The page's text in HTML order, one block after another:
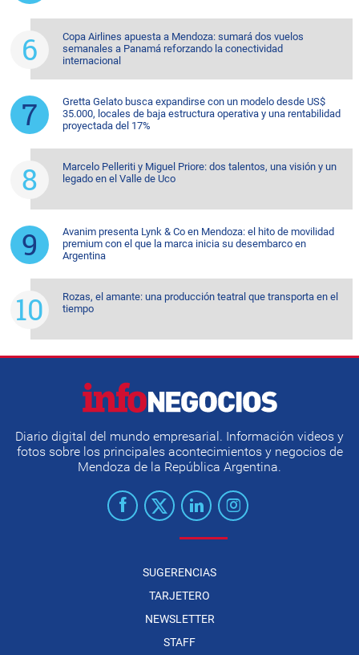
Copa Airlines apuesta a Mendoza: sumará dos vuelos
semanales a Panamá reforzando la conectividad
internacional
Gretta Gelato busca expandirse con un modelo desde US$
35.000, locales de baja estructura operativa y una rentabilidad
proyectada del 17%
Marcelo Pelleriti y Miguel Priore: dos talentos, una visión y un
legado en el Valle de Uco
Avanim presenta Lynk & Co en Mendoza: el hito de movilidad
premium con el que la marca inicia su desembarco en
Argentina
Rozas, el amante: una producción teatral que transporta en el
tiempo
Diario digital del mundo empresarial. Información videos y
fotos sobre los principales acontecimientos y negocios de
Mendoza de la República Argentina.
SUGERENCIAS
TARJETERO
NEWSLETTER
STAFF